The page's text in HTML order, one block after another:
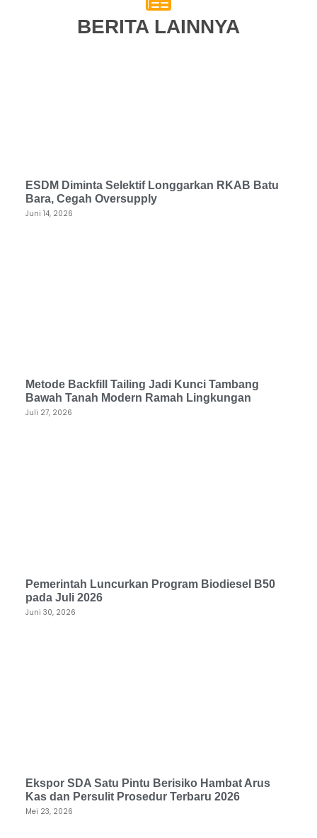
BERITA LAINNYA
ESDM Diminta Selektif Longgarkan RKAB Batu
Bara, Cegah Oversupply
Juni 14, 2026
Metode Backfill Tailing Jadi Kunci Tambang
Bawah Tanah Modern Ramah Lingkungan
Juli 27, 2026
Pemerintah Luncurkan Program Biodiesel B50
pada Juli 2026
Juni 30, 2026
Ekspor SDA Satu Pintu Berisiko Hambat Arus
Kas dan Persulit Prosedur Terbaru 2026
Mei 23, 2026